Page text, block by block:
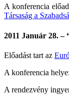
A konferencia
Társaság a
2011 Január 28. –
Előadást tart az
A konferencia helye:
A rendezvény